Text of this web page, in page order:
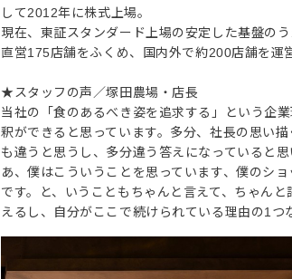
して2012年に株式上場。
現在、東証スタンダード上場の安定した基盤の
直営175店舗をふくめ、国内外で約200店舗を運
★スタッフの声／塚田農場・店長
当社の「食のあるべき姿を追求する」という企
釈ができると思っています。多分、社長の思い
も違うと思うし、多分違う答えになっていると
あ、僕はこういうことを思っています、僕のシ
です。と、いうこともちゃんと言えて、ちゃん
えるし、自分がここで続けられている理由の1つ